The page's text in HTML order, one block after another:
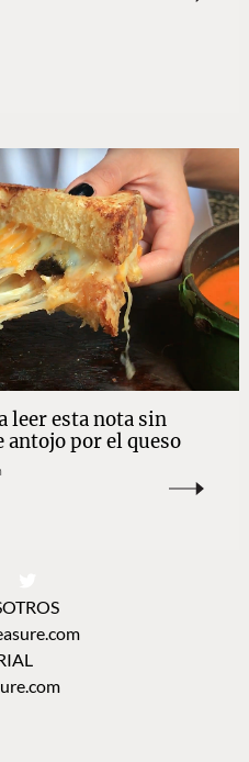
leer esta nota sin
por el queso